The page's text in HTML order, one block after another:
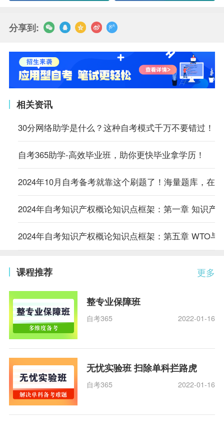
分享到:
相关资讯
30分网络助学是什么？这种自考模式千万不要错过！
自考365助学-高效毕业班，助你更快毕业拿学历！
2024年10月自考备考就靠这个刷题了！海量题库，在
2024年自考知识产权概论知识点框架：第一章 知识产
2024年自考知识产权概论知识点框架：第五章 WTO与
更多
课程推荐
整专业保障班
自考365 2022-01-16
无忧实验班 扫除单科拦路虎
自考365 2022-01-16